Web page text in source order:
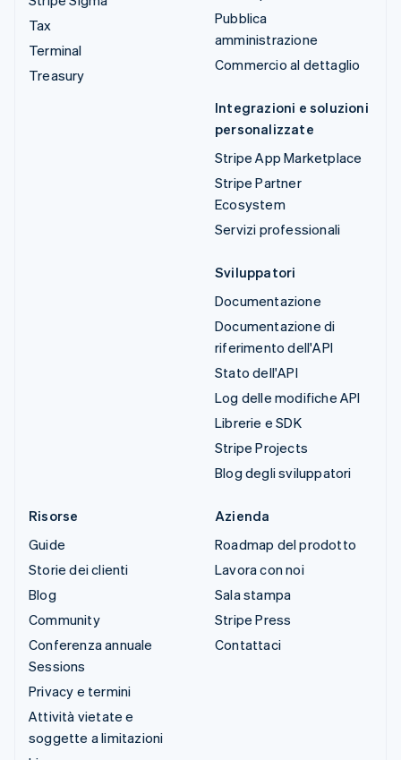
Tax
Terminal
Treasury
Pubblica
amministrazione
Commercio al dettaglio
Integrazioni e soluzioni
personalizzate
Stripe App Marketplace
Stripe Partner
Ecosystem
Servizi professionali
Sviluppatori
Documentazione
Documentazione di
riferimento dell'API
Stato dell'API
Log delle modifiche API
Librerie e SDK
Stripe Projects
Blog degli sviluppatori
Risorse
Guide
Storie dei clienti
Blog
Community
Conferenza annuale
Sessions
Privacy e termini
Attività vietate e
soggette a limitazioni
Azienda
Roadmap del prodotto
Lavora con noi
Sala stampa
Stripe Press
Contattaci